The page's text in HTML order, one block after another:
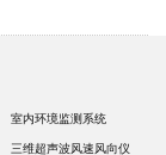
室内环境监测系统
三维超声波风速风向仪